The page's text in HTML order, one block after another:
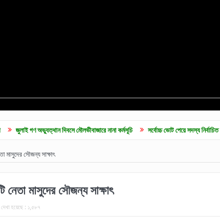
দিবসে মৌলভীবাজারে নানা কর্মসূচি সর্বোচ্চ ভোট পেয়ে সদস্য নির্বাচিত হলেন
মাসুদের সৌজন্য সাক্ষাৎ
নেতা মাসুদের সৌজন্য সাক্ষাৎ
দেখা হয়েছে : ১,৫৮৭